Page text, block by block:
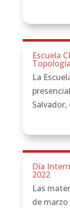
Escuela
La
Día
2022
Las
de marzo